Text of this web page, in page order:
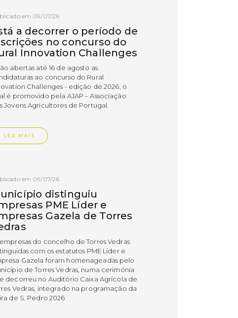
em 09/07/26
a decorrer o período de
no concurso do
Innovation Challenges
abertas até 16 de agosto as
ao concurso do Rural
Challenges - edição de 2026, o
é promovido pela AJAP – Associação
Jovens Agricultores de Portugal.
LER MAIS
em 09/07/26
distinguiu
PME Líder e
Gazela de Torres
empresas do concelho de Torres Vedras
com os estatutos PME Líder e
Gazela foram homenageadas pelo
de Torres Vedras, numa cerimónia
decorreu no Auditório Caixa Agrícola de
Vedras, integrado na programação da
de S. Pedro 2026